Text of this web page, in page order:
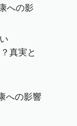
への影
真実と
への影響